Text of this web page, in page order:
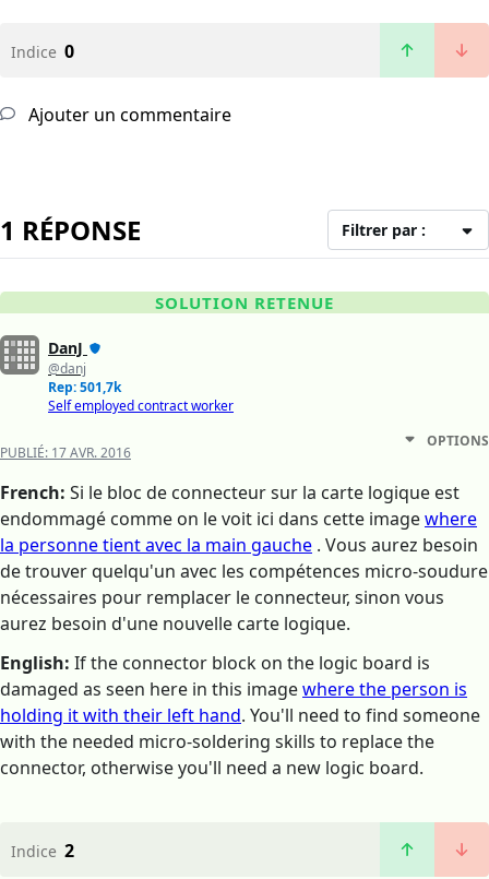
Indice 0
Ajouter un commentaire
1 RÉPONSE Filtrer par :
SOLUTION RETENUE
DanJ
@danj
Rep: 501,7k
Self employed contract worker
PUBLIÉ: 17 AVR. 2016
OPTIONS
French: Si le bloc de connecteur sur la carte logique est
endommagé comme on le voit ici dans cette imagewhere
la personne tient avec la main gauche . Vous aurez besoin
de trouver quelqu'un avec les compétences micro-soudure
nécessaires pour remplacer le connecteur, sinon vous
aurez besoin d'une nouvelle carte logique.
English: If the connector block on the logic board is
damaged as seen here in this imagewhere the person is
holding it with their left hand. You'll need to find someone
with the needed micro-soldering skills to replace the
connector, otherwise you'll need a new logic board.
Indice 2